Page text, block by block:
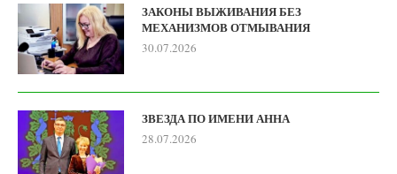
ЗАКОНЫ ВЫЖИВАНИЯ БЕЗ
МЕХАНИЗМОВ ОТМЫВАНИЯ
30.07.2026
ЗВЕЗДА ПО ИМЕНИ АННА
28.07.2026